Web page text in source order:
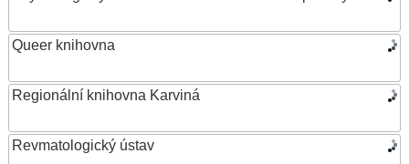
Queer knihovna
Regionální knihovna Karviná
Revmatologický ústav